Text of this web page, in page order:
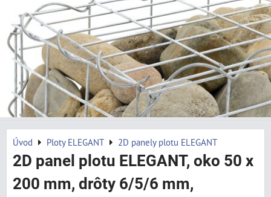
Úvod Ploty ELEGANT 2D panely plotu ELEGANT
2D panel plotu ELEGANT, oko 50 x
200 mm, drôty 6/5/6 mm,